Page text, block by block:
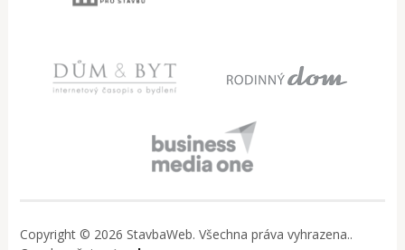
Copyright © 2026 StavbaWeb. Všechna práva vyhrazena..